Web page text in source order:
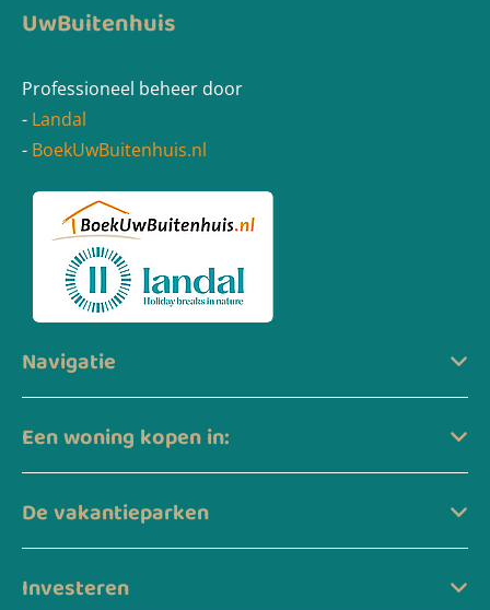
UwBuitenhuis
Professioneel beheer door
- Landal
- BoekUwBuitenhuis.nl
Navigatie
Een woning kopen in:
De vakantieparken
Investeren